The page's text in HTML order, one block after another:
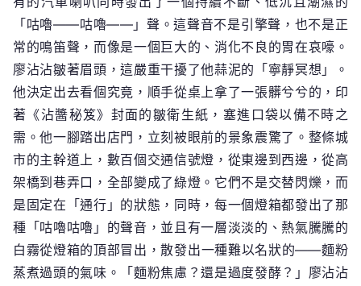
「咕嚕——咕嚕——」聲。這聲音不是引擎聲，也不是正
常的鳴笛聲，而像是一個巨大的、消化不良的胃在哀嚎。
廖沾沾皺著眉頭，這嚴重干擾了他蒜泥的「寧靜冥想」。
他決定出去看個究竟，順手從桌上拿了一張髒兮兮的，印
著《沾醬秘笈》封面的皺衛生紙，塞進口袋以備不時之
需。他一腳踏出店門，立刻被眼前的景象震驚了。整條城
市的主幹道上，數百個交通信號燈，從東邊到西邊，從高
架橋到巷弄口，全部變成了綠燈。它們不是交替閃爍，而
是固定在「通行」的狀態，同時，每一個燈箱都發出了那
種「咕嚕咕嚕」的聲音，並且有一層淡淡的、熱氣騰騰的
白霧從燈箱的頂部冒出，散發出一種難以名狀的——麵粉
蒸煮過頭的氣味。「麵粉焦慮？還是過度發酵？」廖沾沾